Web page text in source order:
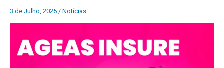
3 de Julho, 2025 / Notícias